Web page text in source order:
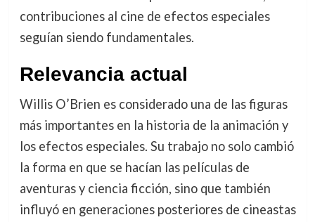
contribuciones al cine de efectos especiales
seguían siendo fundamentales.
Relevancia actual
Willis O’Brien es considerado una de las figuras
más importantes en la historia de la animación y
los efectos especiales. Su trabajo no solo cambió
la forma en que se hacían las películas de
aventuras y ciencia ficción, sino que también
influyó en generaciones posteriores de cineastas